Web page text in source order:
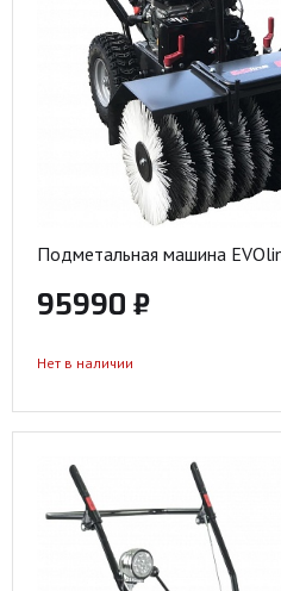
Подметальная машина
95990 ₽
Нет в наличии